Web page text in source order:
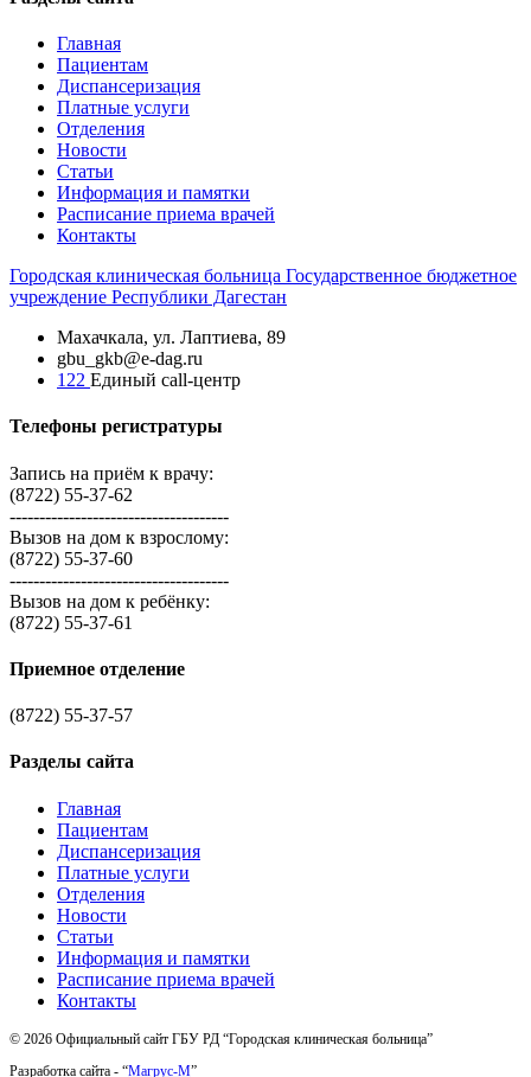
Главная
Пациентам
Диспансеризация
Платные услуги
Отделения
Новости
Статьи
Информация и памятки
Расписание приема врачей
Контакты
Городская клиническая больница Государственное бюджетное
учреждение Республики Дагестан
Махачкала, ​ул. Лаптиева, 89
gbu_gkb@e-dag.ru
122 Единый call-центр
Телефоны регистратуры
Запись на приём к врачу:
(8722) 55-37-62
-------------------------------------
Вызов на дом к взрослому:
(8722) 55-37-60
-------------------------------------
Вызов на дом к ребёнку:
(8722) 55-37-61
Приемное отделение
(8722) 55-37-57
Разделы сайта
Главная
Пациентам
Диспансеризация
Платные услуги
Отделения
Новости
Статьи
Информация и памятки
Расписание приема врачей
Контакты
© 2026 Официальный сайт ГБУ РД “Городская клиническая больница”
Разработка сайта - “Магрус-М”